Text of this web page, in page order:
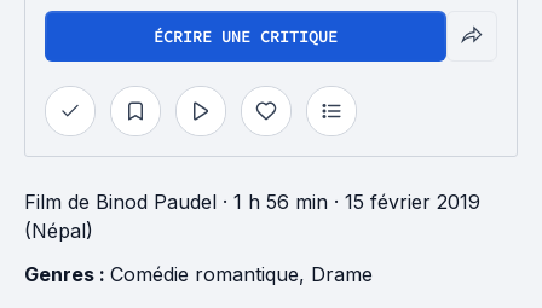
ÉCRIRE UNE CRITIQUE
Film de Binod Paudel · 1 h 56 min · 15 février 2019
(Népal)
Genres : Comédie romantique, Drame